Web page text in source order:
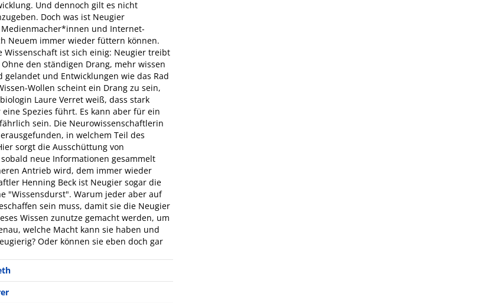
Und dennoch gilt es nicht
Doch was ist Neugier
und Internet-
Neuem immer wieder füttern können.
Wissenschaft ist sich einig: Neugier treibt
den ständigen Drang, mehr wissen
und Entwicklungen wie das Rad
Wollen scheint ein Drang zu sein,
Laure Verret weiß, dass stark
Spezies führt. Es kann aber für ein
sein. Die Neurowissenschaftlerin
in welchem Teil des
sorgt die Ausschüttung von
neue Informationen gesammelt
Antrieb wird, dem immer wieder
Henning Beck ist Neugier sogar die
"Wissensdurst". Warum jeder aber auf
sein muss, damit sie die Neugier
Wissen zunutze gemacht werden, um
welche Macht kann sie haben und
Oder können sie eben doch gar